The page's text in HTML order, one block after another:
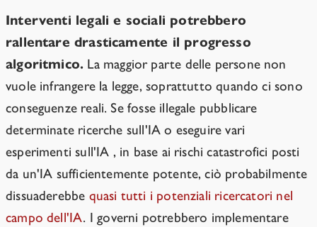
Interventi legali e sociali potrebbero
rallentare drasticamente il progresso
algoritmico. La maggior parte delle persone non
vuole infrangere la legge, soprattutto quando ci sono
conseguenze reali. Se fosse illegale pubblicare
determinate ricerche sull'IA o eseguire vari
esperimenti sull'IA , in base ai rischi catastrofici posti
da un'IA sufficientemente potente, ciò probabilmente
dissuaderebbe quasi tutti i potenziali ricercatori nel
campo dell'IA. I governi potrebbero implementare